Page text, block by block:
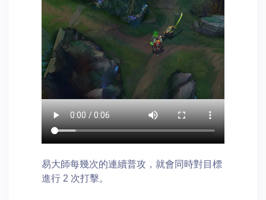
易大師每幾次的連續普攻，就會同時對目標
進行 2 次打擊。